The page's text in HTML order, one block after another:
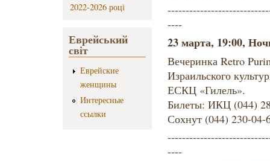
2022-2026 році
Еврейський
світ
Еврейские
женщины
Интересные
ссылки
----
23 марта, 19:00,
Вечеринка Retro
Израильского
ЕСКЦ «Гилель».
Билеты: ИКЦ (044)
Сохнут (044) 230-04-
----